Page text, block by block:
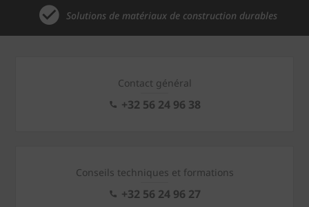
Solutions de matériaux de construction durables
Contact général
+32 56 24 96 38
Conseils techniques et formations
+32 56 24 96 27